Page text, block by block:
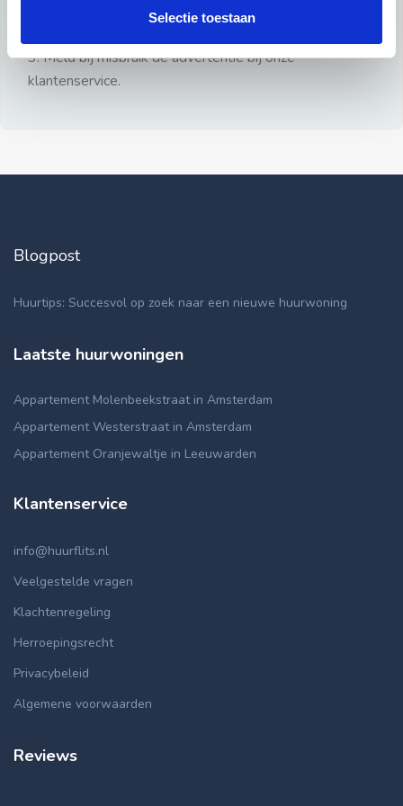
Selectie toestaan
3: Meld bij misbruik de advertentie bij onze
klantenservice.
Blogpost
Huurtips: Succesvol op zoek naar een nieuwe huurwoning
Laatste huurwoningen
Appartement Molenbeekstraat in Amsterdam
Appartement Westerstraat in Amsterdam
Appartement Oranjewaltje in Leeuwarden
Klantenservice
info@huurflits.nl
Veelgestelde vragen
Klachtenregeling
Herroepingsrecht
Privacybeleid
Algemene voorwaarden
Reviews